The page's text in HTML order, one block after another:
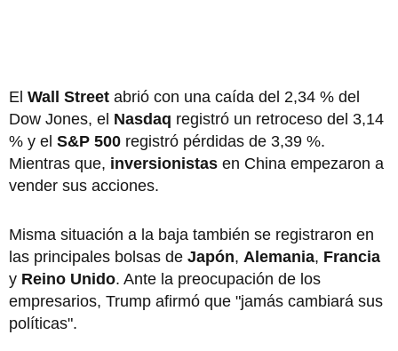
El Wall Street abrió con una caída del 2,34 % del
Dow Jones, el Nasdaq registró un retroceso del 3,14
% y el S&P 500 registró pérdidas de 3,39 %.
Mientras que, inversionistas en China empezaron a
vender sus acciones.
Misma situación a la baja también se registraron en
las principales bolsas de Japón, Alemania, Francia
y Reino Unido. Ante la preocupación de los
empresarios, Trump afirmó que "jamás cambiará sus
políticas".